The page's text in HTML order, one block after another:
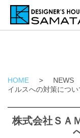
HOME > NEWS
イルスへの対策につい
株式会社ＳＡ